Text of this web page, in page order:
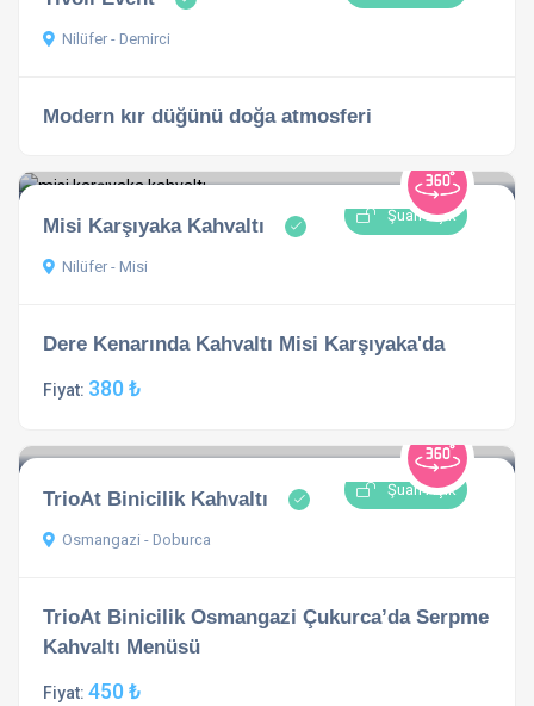
Nilüfer - Demirci
Modern kır düğünü doğa atmosferi
Şuan Açık
Misi Karşıyaka Kahvaltı
Nilüfer - Misi
Dere Kenarında Kahvaltı Misi Karşıyaka'da
Fiyat: 380 ₺
Şuan Açık
TrioAt Binicilik Kahvaltı
Osmangazi - Doburca
TrioAt Binicilik Osmangazi Çukurca’da Serpme
Kahvaltı Menüsü
Fiyat: 450 ₺